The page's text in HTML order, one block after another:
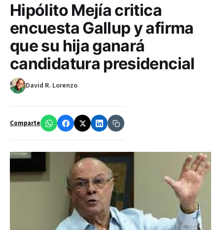
Hipólito Mejía critica
encuesta Gallup y afirma
que su hija ganará
candidatura presidencial
David R. Lorenzo
Comparte